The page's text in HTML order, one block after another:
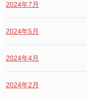
2024年7月
2024年5月
2024年4月
2024年2月